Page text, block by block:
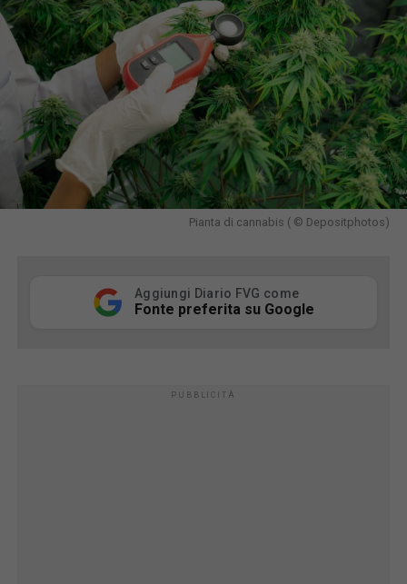
Pianta di cannabis ( © Depositphotos)
Aggiungi Diario FVG come
Fonte preferita su Google